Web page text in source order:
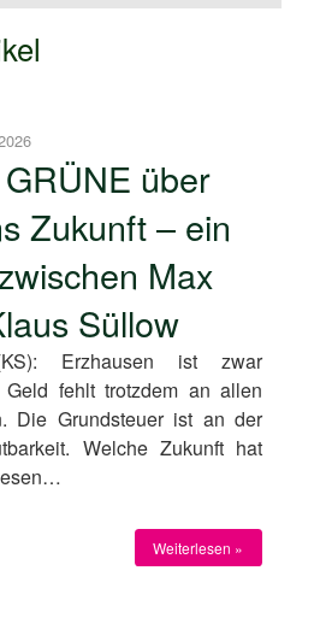
über
Zukunft – ein
Max
Süllow
Erzhausen ist zwar
Geld fehlt trotzdem an allen
Die Grundsteuer ist an der
Welche Zukunft hat
Weiterlesen »